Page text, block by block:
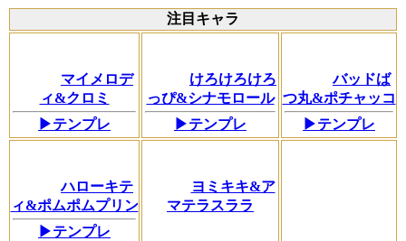
注目キャラ
マイメロデ
ィ&クロミ
▶テンプレ
けろけろけろ
っぴ&シナモロール
▶テンプレ
バッドば
つ丸&ポチャッコ
▶テンプレ
ハローキテ
ィ&ポムポムプリン
▶テンプレ
ヨミキキ&ア
マテラスララ